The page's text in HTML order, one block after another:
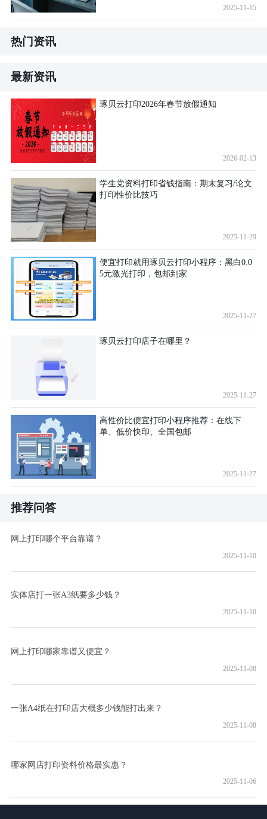
2025-11-15
热门资讯
最新资讯
琢贝云打印2026年春节放假通知
2026-02-13
学生党资料打印省钱指南：期末复习/论文
打印性价比技巧
2025-11-29
便宜打印就用琢贝云打印小程序：黑白0.0
5元激光打印，包邮到家
2025-11-27
琢贝云打印店子在哪里？
2025-11-27
高性价比便宜打印小程序推荐：在线下
单、低价快印、全国包邮
2025-11-27
推荐问答
网上打印哪个平台靠谱？
2025-11-10
实体店打一张A3纸要多少钱？
2025-11-10
网上打印哪家靠谱又便宜？
2025-11-08
一张A4纸在打印店大概多少钱能打出来？
2025-11-08
哪家网店打印资料价格最实惠？
2025-11-06